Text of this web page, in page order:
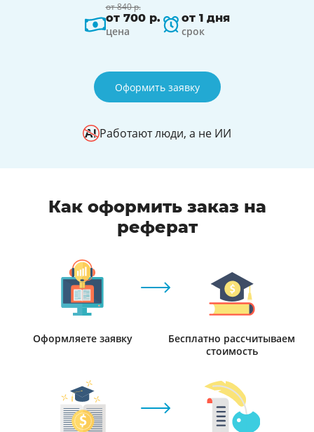
от 840 р.
от 700 р.
цена
от 1 дня
срок
Оформить заявку
Работают люди, а не ИИ
Как оформить заказ на
реферат
Оформляете заявку
Бесплатно рассчитываем
стоимость